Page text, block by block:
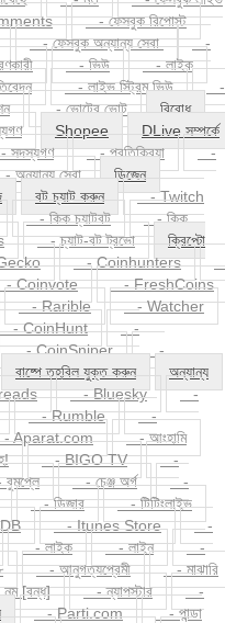
- ফেসবুক অন্যান্য সেবা
-
- ভিউ
- লাইক
- লাইভ স্ট্রিম ভিউ
-
- ভোটের ভোট
বিরোধ
Shopee
DLive সম্পর্কে
- প্রতিক্রিয়া
-
সেবা
ডিজেন
বট চ্যাট করুন
- Twitch
- কিক চ্যাটবট
- কিক
- চ্যাট-বট ট্রভো
ক্রিপ্টো
- Coinhunters
Coinvote
- FreshCoins
- Rarible
- Watcher
- CoinHunt
-
- CoinSniper
-
বাষ্পে তহবিল যুক্ত করুন
অন্যান্য
- Bluesky
-
- Rumble
-
- আংহামি
- BIGO TV
-
- চেঞ্জ অর্গ
-
- ডিজার
- টিটিংলাইভ
- Itunes Store
-
- লাইক - লাইন
-
- আনুগত্যপ্রেমী
- মাঝারি
[বন্ধ] - ন্যাপস্টার
-
- Parti.com
- পান্ডা
- Quora
-